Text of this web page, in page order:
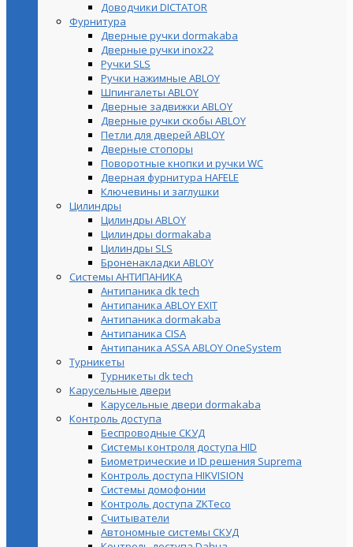
Доводчики DICTATOR
Фурнитура
Дверные ручки dormakaba
Дверные ручки inox22
Ручки SLS
Ручки нажимные ABLOY
Шпингалеты ABLOY
Дверные задвижки ABLOY
Дверные ручки скобы ABLOY
Петли для дверей ABLOY
Дверные стопоры
Поворотные кнопки и ручки WC
Дверная фурнитура HAFELE
Ключевины и заглушки
Цилиндры
Цилиндры ABLOY
Цилиндры dormakaba
Цилиндры SLS
Броненакладки ABLOY
Системы АНТИПАНИКА
Антипаника dk tech
Антипаника ABLOY EXIT
Антипаника dormakaba
Антипаника СISA
Антипаника ASSA ABLOY OneSystem
Турникеты
Турникеты dk tech
Карусельные двери
Карусельные двери dormakaba
Контроль доступа
Беспроводные СКУД
Системы контроля доступа HID
Биометрические и ID решения Suprema
Контроль доступа HIKVISION
Системы домофонии
Контроль доступа ZKTeco
Считыватели
Автономные системы СКУД